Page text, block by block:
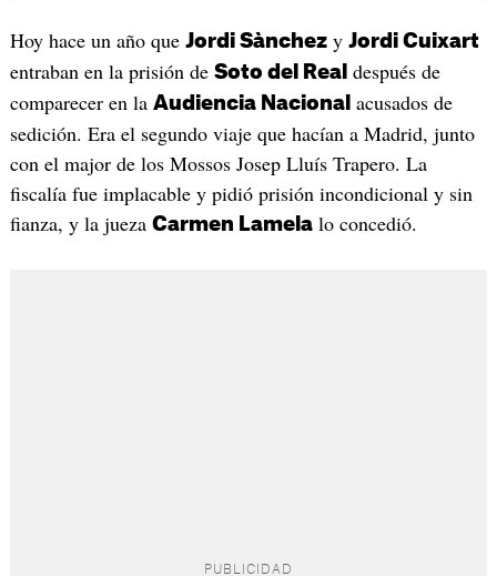
Hoy hace un año que Jordi Sànchezy Jordi Cuixart
entraban en la prisión de Soto del Real después de
comparecer en la Audiencia Nacional acusados de
sedición. Era el segundo viaje que hacían a Madrid, junto
con el major de los Mossos Josep Lluís Trapero. La
fiscalía fue implacable y pidió prisión incondicional y sin
fianza, y la jueza Carmen Lamelalo concedió.